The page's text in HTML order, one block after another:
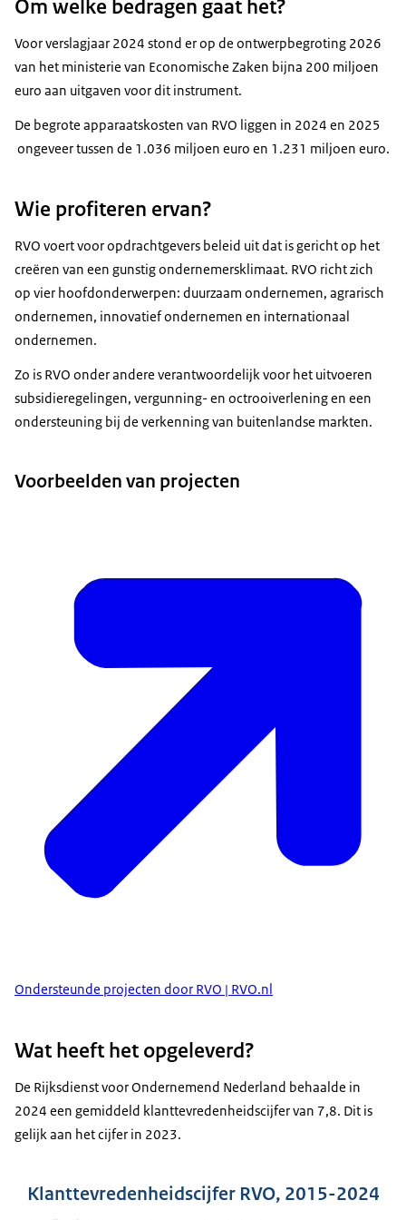
Om welke bedragen gaat het?
Voor verslagjaar 2024 stond er op de ontwerpbegroting 2026
van het ministerie van Economische Zaken bijna 200 miljoen
euro aan uitgaven voor dit instrument.
De begrote apparaatskosten van RVO liggen in 2024 en 2025
ongeveer tussen de 1.036 miljoen euro en 1.231 miljoen euro.
Wie profiteren ervan?
RVO voert voor opdrachtgevers beleid uit dat is gericht op het
creëren van een gunstig ondernemersklimaat. RVO richt zich
op vier hoofdonderwerpen: duurzaam ondernemen, agrarisch
ondernemen, innovatief ondernemen en internationaal
ondernemen.
Zo is RVO onder andere verantwoordelijk voor het uitvoeren
subsidieregelingen, vergunning- en octrooiverlening en een
ondersteuning bij de verkenning van buitenlandse markten.
Voorbeelden van projecten
Ondersteunde projecten door RVO | RVO.nl
Wat heeft het opgeleverd?
De Rijksdienst voor Ondernemend Nederland behaalde in
2024 een gemiddeld klanttevredenheidscijfer van 7,8. Dit is
gelijk aan het cijfer in 2023.
Klanttevredenheidscijfer RVO, 2015-2024